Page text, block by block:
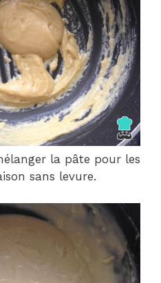
la pâte pour les
sans levure.